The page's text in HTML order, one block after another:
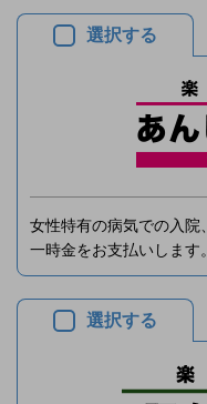
選択する
女性特有の病気での入院
一時金をお支払いします
選択する